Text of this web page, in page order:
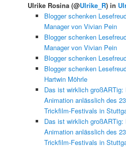
Ulrike Rosina(@Ulrike_R) in
Blogger schenken
Manager von Vivian Pein
Blogger schenken
Manager von Vivian Pein
Blogger schenken
Blogger schenken
Hartwin Möhrle
Das ist wirklich großARTig:
Animation anlässlich des
Trickfilm-Festivals in
Das ist wirklich großARTig:
Animation anlässlich des
Trickfilm-Festivals in